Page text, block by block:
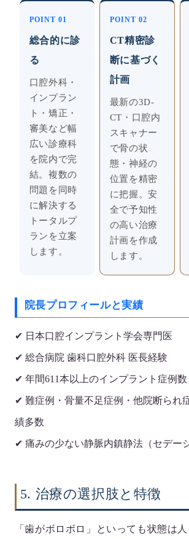
POINT 01
総合的に診
る
口腔外科・
インプラン
ト・矯正・
審美など幅
広い診療科
を院内で完
結。複数の
問題を同時
に解決する
トータルプ
ランを立案
します。
POINT 02
CT精密診
断に基づく
計画
最新の3D-
CT・口腔内
スキャナー
で骨の状
態・神経の
位置を精密
に把握。安
全で予知性
の高い治療
計画を作成
します。
院長プロフィールと実績
✔ 日本口腔インプラント学会専門医
✔ 総合病院 歯科口腔外科 医長経験
✔ 年間611本以上のインプラント症例数
✔ 難症例・骨量不足症例・他院断られ
績多数
✔ 痛みの少ない静脈内鎮静法（セデー
5. 治療の選択肢と特徴
「歯がボロボロ」といっても状態は人